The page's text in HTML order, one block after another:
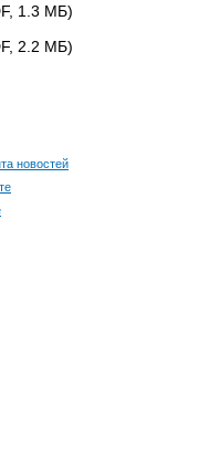
1.3 MБ)
2.2 MБ)
новостей